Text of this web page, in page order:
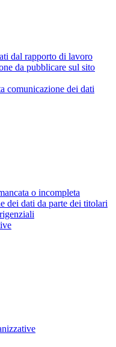
dal rapporto di lavoro
da pubblicare sul sito
comunicazione dei dati
o incompleta
dei dati da parte dei titolari